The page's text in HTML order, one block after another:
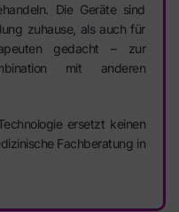
Die Geräte sind
zuhause, als auch für
gedacht – zur
mit anderen
ersetzt keinen
Fachberatung in